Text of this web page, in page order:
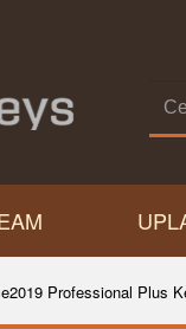
Professional Plus